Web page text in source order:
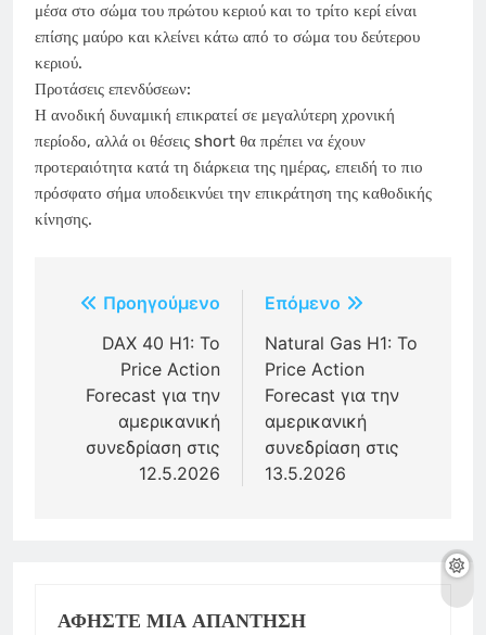
μέσα στο σώμα του πρώτου κεριού και το τρίτο κερί είναι
επίσης μαύρο και κλείνει κάτω από το σώμα του δεύτερου
κεριού.
Προτάσεις επενδύσεων:
Η ανοδική δυναμική επικρατεί σε μεγαλύτερη χρονική
περίοδο, αλλά οι θέσεις short θα πρέπει να έχουν
προτεραιότητα κατά τη διάρκεια της ημέρας, επειδή το πιο
πρόσφατο σήμα υποδεικνύει την επικράτηση της καθοδικής
κίνησης.
Πλοήγηση
άρθρων
Προηγούμενο
DAX 40 H1: Το
Price Action
Forecast για την
αμερικανική
συνεδρίαση στις
12.5.2026
Επόμενο
Natural Gas H1: Το
Price Action
Forecast για την
αμερικανική
συνεδρίαση στις
13.5.2026
ΑΦΉΣΤΕ ΜΙΑ ΑΠΆΝΤΗΣΗ